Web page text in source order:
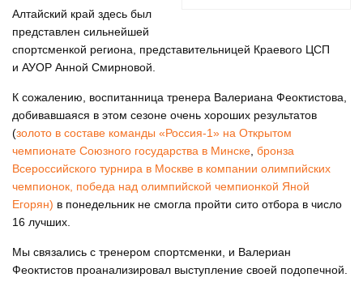
Алтайский край здесь был
представлен сильнейшей
спортсменкой региона, представительницей Краевого ЦСП
и АУОР Анной Смирновой.
К сожалению, воспитанница тренера Валериана Феоктистова,
добивавшаяся в этом сезоне очень хороших результатов
(золото в составе команды «Россия-1» на Открытом
чемпионате Союзного государства в Минске бронза
Всероссийского турнира в Москве в компании олимпийских
чемпионок, победа над олимпийской чемпионкой Яной
Егорян) в понедельник не смогла пройти сито отбора в число
16 лучших.
Мы связались с тренером спортсменки, и Валериан
Феоктистов проанализировал выступление своей подопечной.